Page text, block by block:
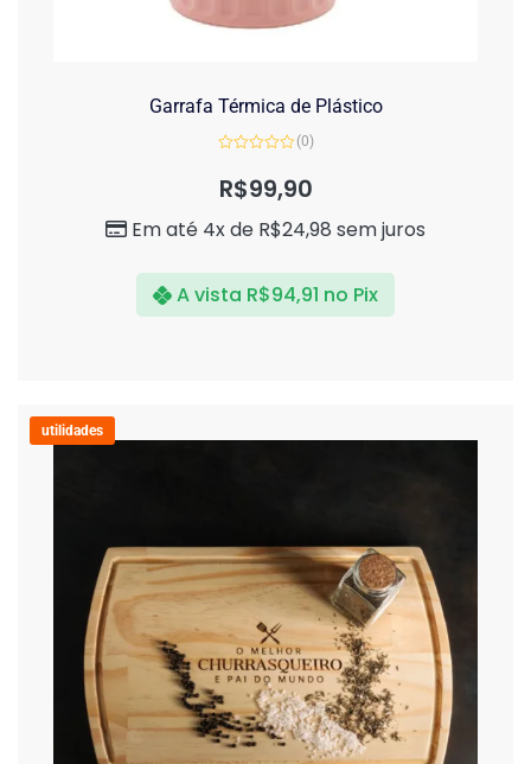
Garrafa Térmica de Plástico
de
(0)
R$99,90
Em até 4x de R$24,98 sem juros
A vista R$94,91 no Pix
utilidades